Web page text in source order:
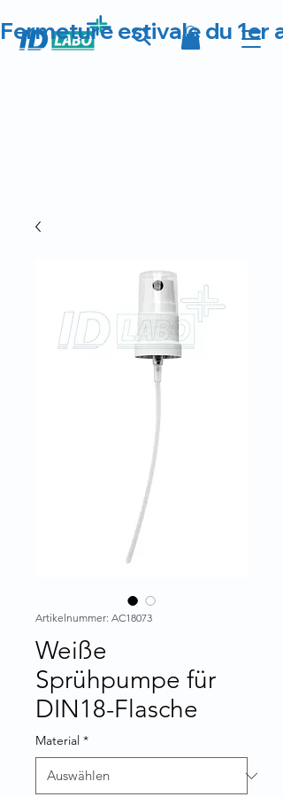
Fermeture estivale du 1er
Artikelnummer: AC18073
Weiße
Sprühpumpe für
DIN18-Flasche
Material *